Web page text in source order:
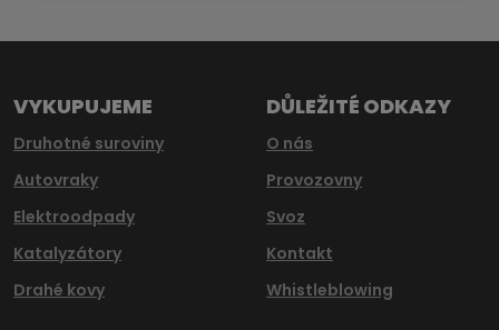
nepodařilo
VYKUPUJEME
Druhotné suroviny
Autovraky
Elektroodpady
Katalyzátory
Drahé kovy
DŮLEŽITÉ ODKAZY
O nás
Provozovny
Svoz
Kontakt
Whistleblowing